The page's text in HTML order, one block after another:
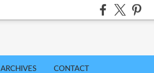
ARCHIVES CONTACT